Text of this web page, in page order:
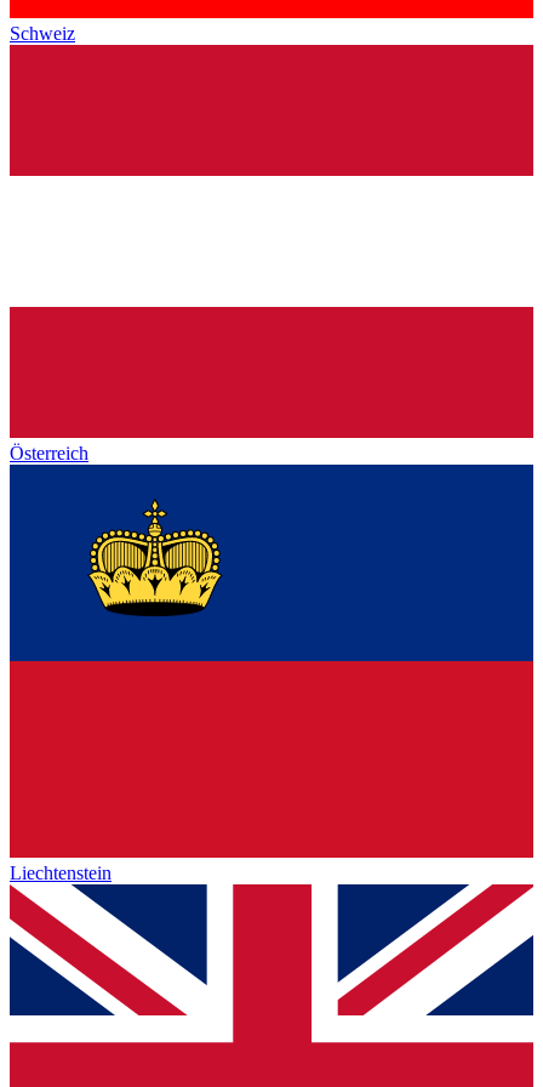
Schweiz
Österreich
Liechtenstein